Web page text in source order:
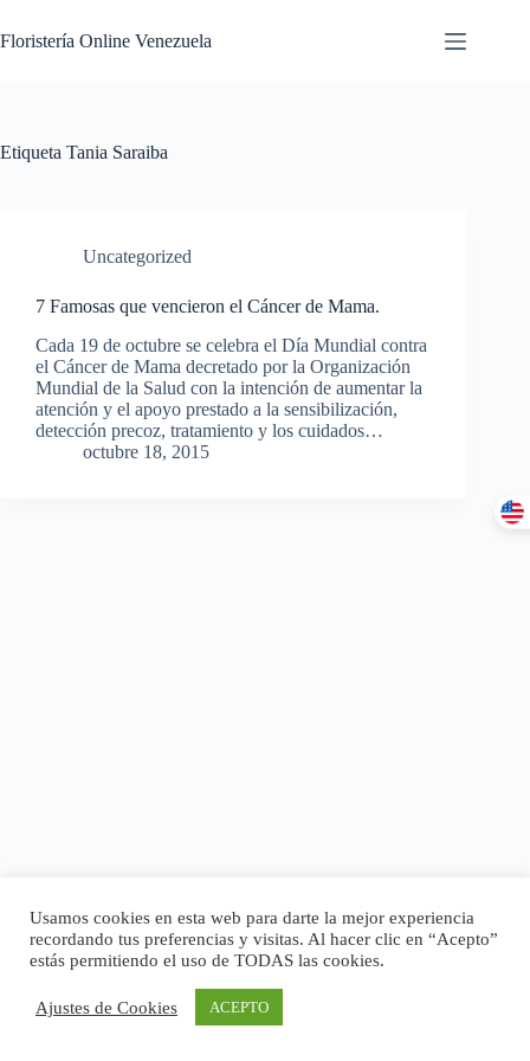
Floristería Online Venezuela
Etiqueta Tania Saraiba
Uncategorized
7 Famosas que vencieron el Cáncer de Mama.
Cada 19 de octubre se celebra el Día Mundial contra
el Cáncer de Mama decretado por la Organización
Mundial de la Salud con la intención de aumentar la
atención y el apoyo prestado a la sensibilización,
detección precoz, tratamiento y los cuidados…
octubre 18, 2015
Usamos cookies en esta web para darte la mejor experiencia
recordando tus preferencias y visitas. Al hacer clic en “Acepto”
estás permitiendo el uso de TODAS las cookies.
Ajustes de Cookies ACEPTO